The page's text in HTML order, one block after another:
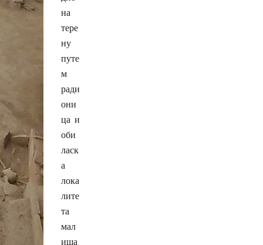
на
тере
ну
путе
м
ради
они
ца и
оби
ласк
а
лока
лите
та
мал
иша